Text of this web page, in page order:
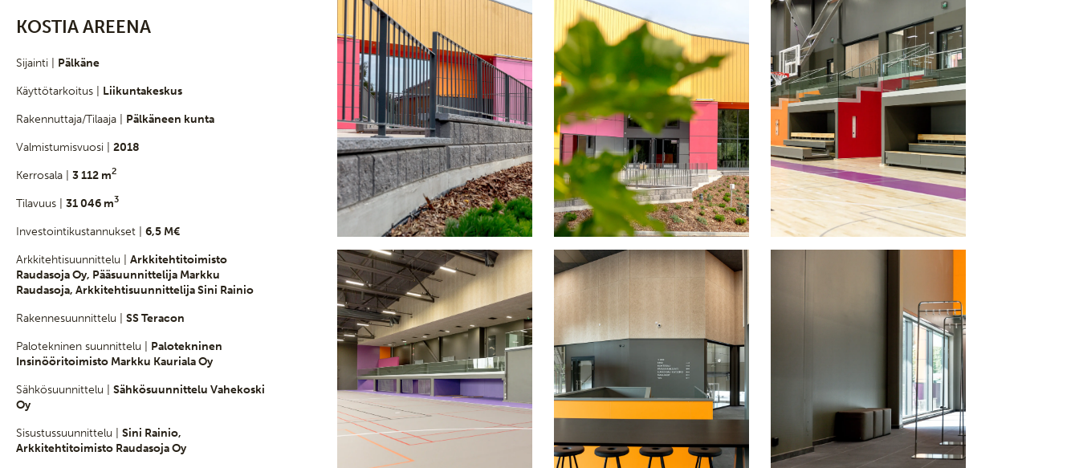
KOSTIA AREENA
Sijainti | Pälkäne
Käyttötarkoitus | Liikuntakeskus
Rakennuttaja/Tilaaja | Pälkäneen kunta
Valmistumisvuosi | 2018
Kerrosala | 3 112 m2
Tilavuus | 31 046 m3
Investointikustannukset | 6,5 M€
Arkkitehtisuunnittelu | Arkkitehtitoimisto
Raudasoja Oy, Pääsuunnittelija Markku
Raudasoja, Arkkitehtisuunnittelija Sini Rainio
Rakennesuunnittelu | SS Teracon
Palotekninen suunnittelu | Palotekninen
Insinööritoimisto Markku Kauriala Oy
Sähkösuunnittelu | Sähkösuunnittelu Vahekoski
Oy
Sisustussuunnittelu | Sini Rainio,
Arkkitehtitoimisto Raudasoja Oy